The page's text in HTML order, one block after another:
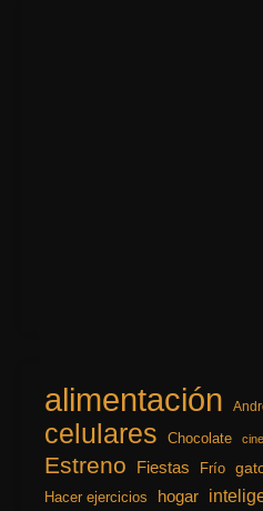
alimentación
celulares Chocolate cine
Estreno Fiestas Frío
Hacer ejercicios hogar